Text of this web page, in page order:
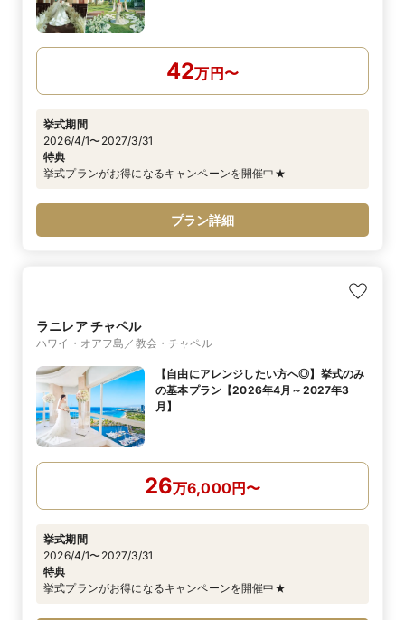
42万円〜
挙式期間
2026/4/1〜2027/3/31
特典
挙式プランがお得になるキャンペーンを開催中★
プラン詳細
ラニレア チャペル
ハワイ・オアフ島／教会・チャペル
【自由にアレンジしたい方へ◎】挙式のみ
の基本プラン【2026年4月～2027年3
月】
26万6,000円〜
挙式期間
2026/4/1〜2027/3/31
特典
挙式プランがお得になるキャンペーンを開催中★